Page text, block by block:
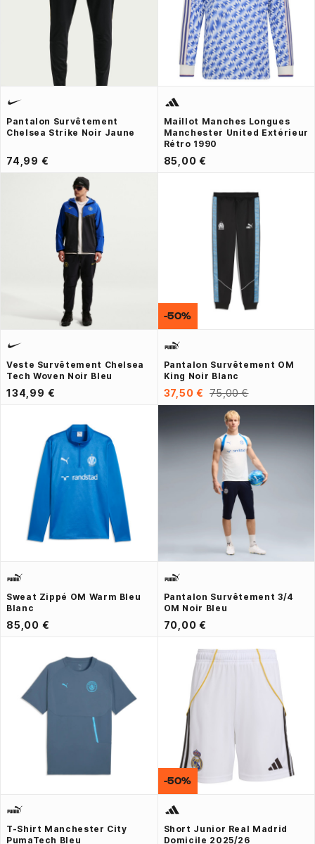
Pantalon Survêtement
Chelsea Strike Noir Jaune
74,99 €
Maillot Manches Longues
Manchester United Extérieur
Rétro 1990
85,00 €
Veste Survêtement Chelsea
Tech Woven Noir Bleu
134,99 €
Pantalon Survêtement OM
King Noir Blanc
37,50 € 75,00 €
-50%
Sweat Zippé OM Warm Bleu
Blanc
85,00 €
Pantalon Survêtement 3/4
OM Noir Bleu
70,00 €
T-Shirt Manchester City
PumaTech Bleu
Short Junior Real Madrid
Domicile 2025/26
-50%